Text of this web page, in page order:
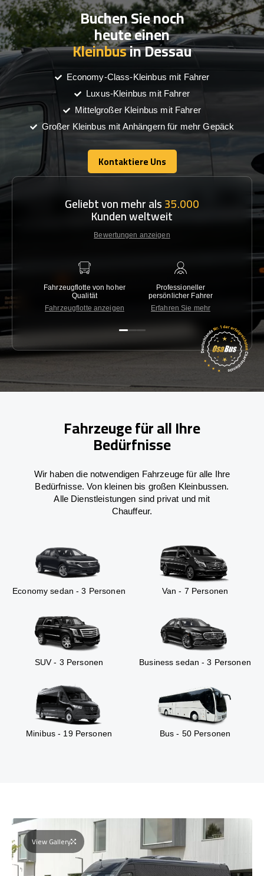
Buchen Sie noch
heute einen
Kleinbusin Dessau
Economy-Class-Kleinbus mit Fahrer
Luxus-Kleinbus mit Fahrer
Mittelgroßer Kleinbus mit Fahrer
Großer Kleinbus mit Anhängern für mehr Gepäck
Kontaktiere Uns
Kontaktiere Uns
Geliebt von mehr als35.000
Kunden weltweit
Bewertungen anzeigen
Fahrzeugflotte von hoher
Qualität
Fahrzeugflotte anzeigen
Professioneller
persönlicher Fahrer
Erfahren Sie mehr
Fahrzeuge für all Ihre
Bedürfnisse
Wir haben die notwendigen Fahrzeuge für alle Ihre
Bedürfnisse. Von kleinen bis großen Kleinbussen.
Alle Dienstleistungen sind privat und mit
Chauffeur.
Economy sedan - 3 Personen Van - 7 Personen
SUV - 3 Personen Business sedan - 3 Personen
Minibus - 19 Personen Bus - 50 Personen
View Gallery